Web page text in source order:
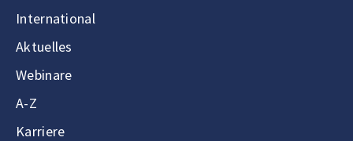
International
Aktuelles
Webinare
A-Z
Karriere